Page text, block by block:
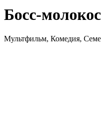
Босс-
Мультфильм, Комедия,